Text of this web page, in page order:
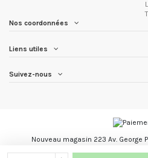
Nos coordonnées
Liens utiles
Suivez-nous
Nouveau magasin 223 Av. George
Les Trésors du Brésil